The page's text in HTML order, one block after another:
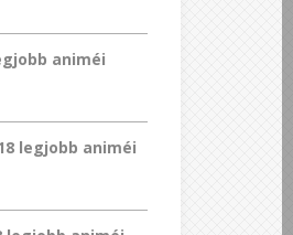
animéi
legjobb animéi